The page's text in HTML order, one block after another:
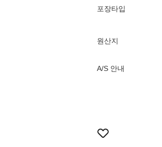
포장타입
원산지
A/S 안내